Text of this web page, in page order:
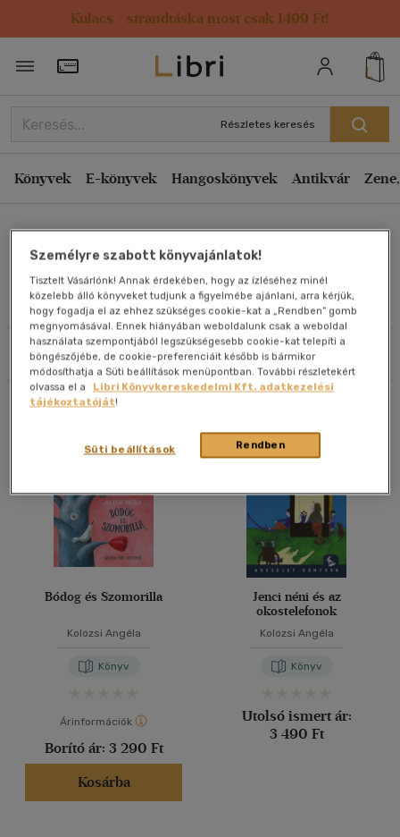
Kulacs / strandtáska most csak 1499 Ft!
Törzsvásárlói Kártya adatai
Részletes keresés
Könyvek E-könyvek Hangoskönyvek Antikvár
Kolozsi Angéla
Művei
Szűrés Rendezés
Rendezés
Kiadás éve szerint csökkenő
Ár szerint csökkenő
Eladott darabszám szerint csökkenő
Eladott darabszám szerint növekvő
Cím szerint A-Z
Szerző szerint A-Z
Megjelenítés
20 db / oldal
Alkalmaz
Bódog és Szomorilla
Kolozsi Angéla
Könyv
Árinformációk
Borító ár: 3 290 Ft
Kosárba
Jenci néni és az
okostelefonok
Kolozsi Angéla
Könyv
Utolsó ismert ár:
3 490 Ft
Személyre szabott könyvajánlatok!
Tisztelt Vásárlónk! Annak érdekében, hogy az ízléséhez minél
közelebb álló könyveket tudjunk a figyelmébe ajánlani, arra kérjük,
hogy fogadja el az ehhez szükséges cookie-kat a „Rendben” gomb
megnyomásával. Ennek hiányában weboldalunk csak a weboldal
használata szempontjából legszükségesebb cookie-kat telepíti a
böngészőjébe, de cookie-preferenciáit később is bármikor
módosíthatja a Süti beállítások menüpontban. További részletekért
olvassa el a
Libri Könyvkereskedelmi Kft. adatkezelési
tájékoztatóját!
Rendben
Süti beállítások